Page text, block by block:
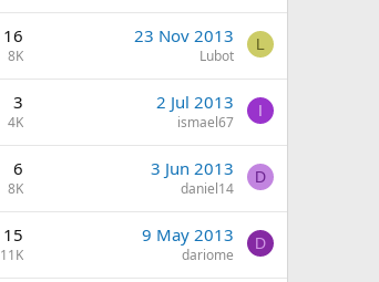
16
8K
23 Nov 2013
Lubot
L
3
4K
2 Jul 2013
ismael67
I
6
8K
3 Jun 2013
daniel14
D
15
11K
9 May 2013
dariome
D